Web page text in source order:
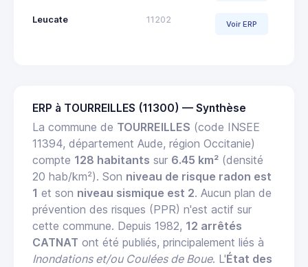
Leucate 11202 Voir ERP
ERP à TOURREILLES (11300) — Synthèse
La commune de TOURREILLES (code INSEE
11394, département Aude, région Occitanie)
compte 128 habitants sur 6.45 km² (densité
20 hab/km²). Son niveau de risque radon est
1 et son niveau sismique est 2. Aucun plan de
prévention des risques (PPR) n'est actif sur
cette commune. Depuis 1982, 12 arrêtés
CATNAT ont été publiés, principalement liés à
Inondations et/ou Coulées de Boue. L'État des